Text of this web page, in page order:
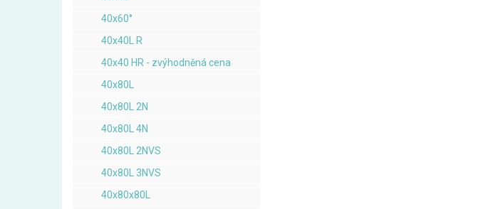
40x60°
40x40L R
40x40 HR - zvýhodněná cena
40x80L
40x80L 2N
40x80L 4N
40x80L 2NVS
40x80L 3NVS
40x80x80L